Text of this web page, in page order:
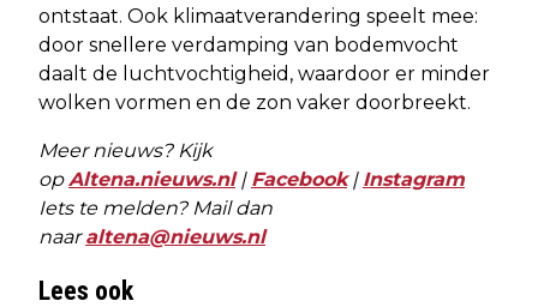
ontstaat. Ook klimaatverandering speelt mee:
door snellere verdamping van bodemvocht
daalt de luchtvochtigheid, waardoor er minder
wolken vormen en de zon vaker doorbreekt.
Meer nieuws? Kijk
opAltena.nieuws.nl| Facebook| Instagram
Iets te melden? Mail dan
naaraltena@nieuws.nl
Lees ook